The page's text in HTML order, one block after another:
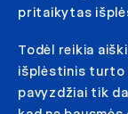
pritaikytas
Todėl reikia
išplėstinis turto
pavyzdžiai tik